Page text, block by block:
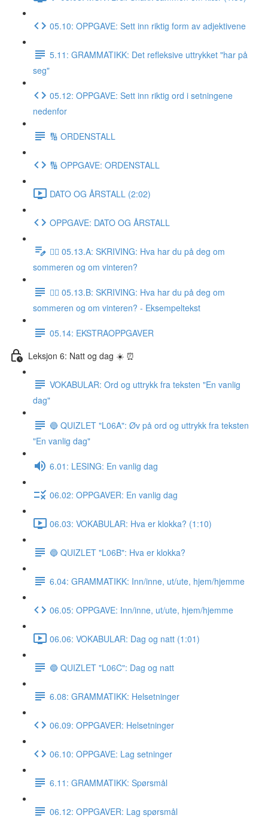
05.10: OPPGAVE: Sett inn riktig form av adjektivene
5.11: GRAMMATIKK: Det refleksive uttrykket "har på
seg"
05.12: OPPGAVE: Sett inn riktig ord i setningene
nedenfor
🔢 ORDENSTALL
🔢 OPPGAVE: ORDENSTALL
DATO OG ÅRSTALL (2:02)
OPPGAVE: DATO OG ÅRSTALL
✍🏼 05.13.A: SKRIVING: Hva har du på deg om
sommeren og om vinteren?
✍🏼 05.13.B: SKRIVING: Hva har du på deg om
sommeren og om vinteren? - Eksempeltekst
05.14: EKSTRAOPPGAVER
Leksjon 6: Natt og dag ☀️ ⏰
VOKABULAR: Ord og uttrykk fra teksten "En vanlig
dag"
🔵 QUIZLET "L06A": Øv på ord og uttrykk fra teksten
"En vanlig dag"
6.01: LESING: En vanlig dag
06.02: OPPGAVER: En vanlig dag
06.03: VOKABULAR: Hva er klokka? (1:10)
🔵 QUIZLET "L06B": Hva er klokka?
6.04: GRAMMATIKK: Inn/inne, ut/ute, hjem/hjemme
06.05: OPPGAVE: Inn/inne, ut/ute, hjem/hjemme
06.06: VOKABULAR: Dag og natt (1:01)
🔵 QUIZLET "L06C": Dag og natt
6.08: GRAMMATIKK: Helsetninger
06.09: OPPGAVER: Helsetninger
06.10: OPPGAVE: Lag setninger
6.11: GRAMMATIKK: Spørsmål
06.12: OPPGAVER: Lag spørsmål